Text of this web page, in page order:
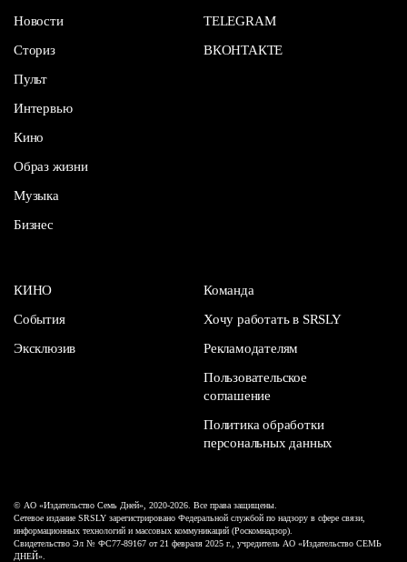
Новости
Сториз
Пульт
Интервью
Кино
Образ жизни
Музыка
Бизнес
TELEGRAM
ВКОНТАКТЕ
КИНО
События
Эксклюзив
Команда
Хочу работать в SRSLY
Рекламодателям
Пользовательское
соглашение
Политика обработки
персональных данных
© АО «Издательство Семь Дней», 2020-2026. Все права защищены.
Сетевое издание SRSLY зарегистрировано Федеральной службой по надзору в сфере связи,
информационных технологий и массовых коммуникаций (Роскомнадзор).
Свидетельство Эл № ФС77-89167 от 21 февраля 2025 г., учредитель АО «Издательство СЕМЬ
ДНЕЙ».